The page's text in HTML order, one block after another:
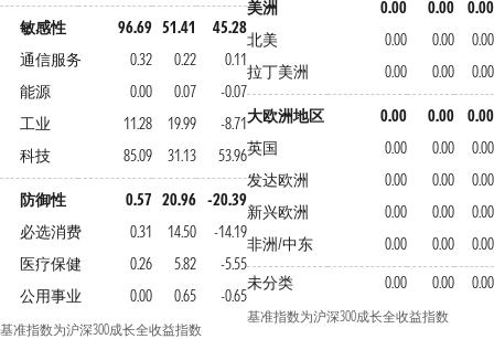
敏感性 96.69 51.41
45.28
通信服务
0.32 0.22
0.11
能源
0.00 0.07
-0.07
工业
11.28 19.99
-8.71
科技
85.09 31.13 53.96
防御性 0.57 20.96 -20.39
必选消费
0.31 14.50
-14.19
医疗保健
0.26 5.82
-5.55
公用事业
0.00 0.65 -0.65
基准指数为沪深300成长全收益指数
美洲 0.00 0.00
0.00
北美
0.00 0.00
0.00
拉丁美洲
0.00 0.00 0.00
大欧洲地区 0.00 0.00
0.00
英国
0.00 0.00
0.00
发达欧洲
0.00 0.00
0.00
新兴欧洲
0.00 0.00
0.00
非洲/中东
0.00 0.00
0.00
未分类
0.00 0.00 0.00
基准指数为沪深300成长全收益指数